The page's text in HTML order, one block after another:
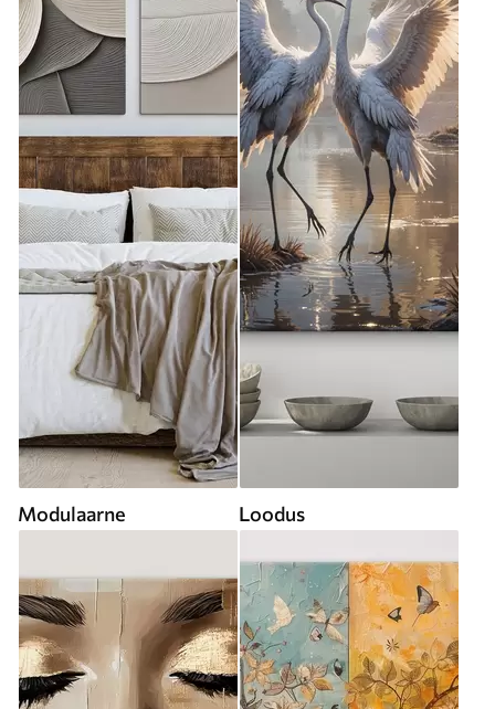
Modulaarne Loodus